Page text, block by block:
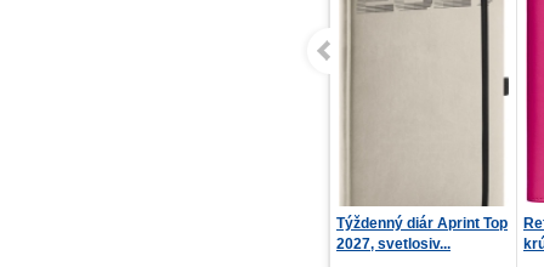
Refill – Týždenný
krúžkový diár s vymeni...